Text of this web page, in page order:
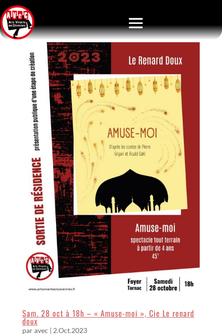
Sam. 28 oct à 18h – « Amuse-moi », Cie Le renard
doux
paravec | 2.Oct.2023